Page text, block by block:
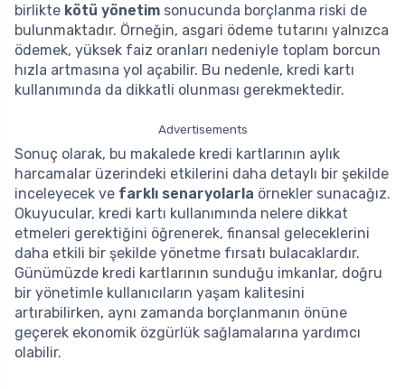
birlikte kötü yönetim sonucunda borçlanma riski de
bulunmaktadır. Örneğin, asgari ödeme tutarını yalnızca
ödemek, yüksek faiz oranları nedeniyle toplam borcun
hızla artmasına yol açabilir. Bu nedenle, kredi kartı
kullanımında da dikkatli olunması gerekmektedir.
Advertisements
Sonuç olarak, bu makalede kredi kartlarının aylık
harcamalar üzerindeki etkilerini daha detaylı bir şekilde
inceleyecek ve farklı senaryolarla örnekler sunacağız.
Okuyucular, kredi kartı kullanımında nelere dikkat
etmeleri gerektiğini öğrenerek, finansal geleceklerini
daha etkili bir şekilde yönetme fırsatı bulacaklardır.
Günümüzde kredi kartlarının sunduğu imkanlar, doğru
bir yönetimle kullanıcıların yaşam kalitesini
artırabilirken, aynı zamanda borçlanmanın önüne
geçerek ekonomik özgürlük sağlamalarına yardımcı
olabilir.